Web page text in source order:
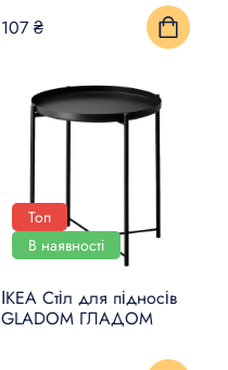
107 ₴
Топ
В наявності
ІКЕА Стіл для підносів
GLADOM ГЛАДОМ